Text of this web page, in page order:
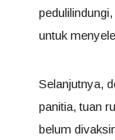
untuk
Selanjutnya,
panitia, tuan
belum